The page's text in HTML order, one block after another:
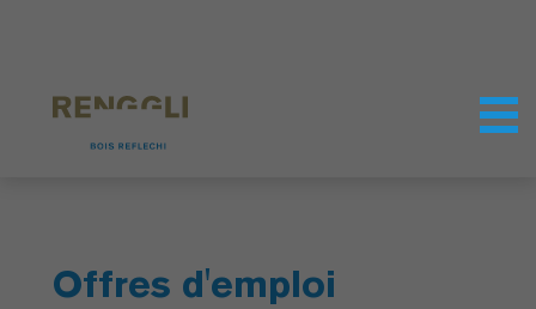
Offres d'emploi